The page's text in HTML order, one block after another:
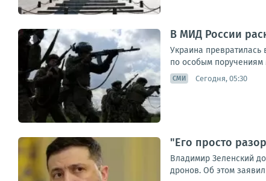
В МИД России
Украина превратилась
по особым поручениям
СМИ Сегодня, 05:30
"Его просто
Владимир Зеленский
дронов. Об этом